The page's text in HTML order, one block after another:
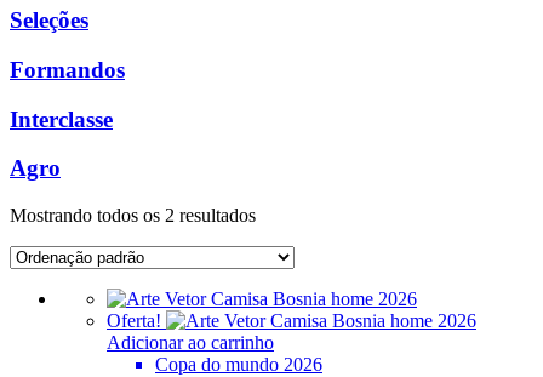
Seleções
Formandos
Interclasse
Agro
Mostrando todos os 2 resultados
Oferta!
Adicionar ao carrinho
Copa do mundo 2026